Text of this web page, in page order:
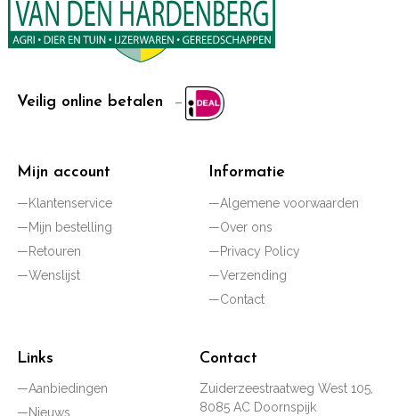
Draadsoort
Deeldraad
Bewerking
AR-Coating
Schroef (model
Tellerkop
Veilig online betalen
Links
Aanbiedingen
Nieuws
Mijn account
Klantenservice
Mijn bestelling
Retouren
Wenslijst
Informatie
Algemene voorwaarden
Over ons
Privacy Policy
Verzending
Contact
Contact
Zuiderzeestraatweg West 105,
8085 AC Doornspijk